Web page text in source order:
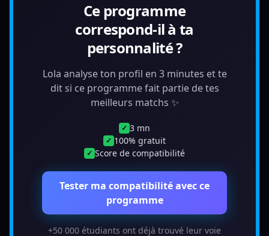
Ce programme
correspond-il à ta
personnalité ?
Lola analyse ton profil en 3 minutes et te
dit si ce programme fait partie de tes
meilleurs matchs ✨
✓ 3 mn
✓ 100% gratuit
✓ Score de compatibilité
Tester ma compatibilité avec ce
programme
+50 000 étudiants ont déjà trouvé leur voie